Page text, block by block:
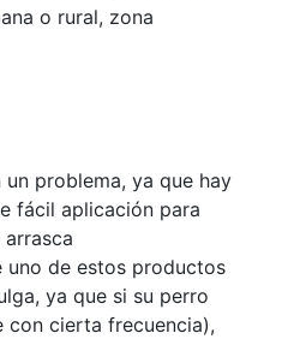
o rural, zona
problema, ya que hay
fácil aplicación para
uno de estos productos
ya que si su perro
con cierta frecuencia),